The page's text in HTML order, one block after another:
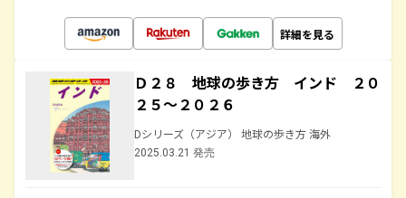
詳細を見る
Ｄ２８ 地球の歩き方 インド ２０
２５～２０２６
Dシリーズ（アジア） 地球の歩き方 海外
2025.03.21 発売